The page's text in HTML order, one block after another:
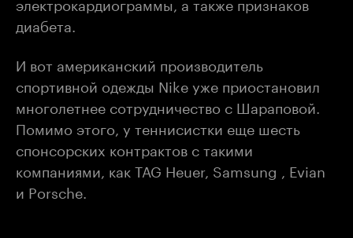
диабета.
И вот американский производитель
спортивной одежды Nike уже приостановил
многолетнее сотрудничество с Шараповой.
Помимо этого, у теннисистки еще шесть
спонсорских контрактов с такими
компаниями, как TAG Heuer, Samsung , Evian
и Porsche.